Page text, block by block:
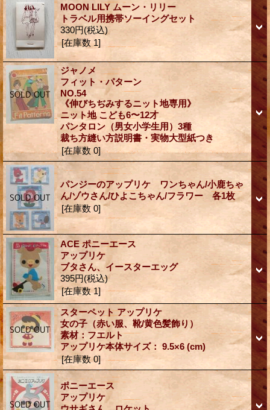
MOON LILY ムーン・リリー
トラベル用携帯ソーイングセット
330円(税込)
[在庫数 1]
ジャノメ
フィット・パターン
NO.54
《伸びちぢみするニット地専用》
ニット地 こども6〜12才
パンタロン（男女小学生用）3種
裁ち方縫い方説明書・実物大型紙つき
[在庫数 0]
パンジーのアップリケ ワンちゃん/小鹿ちゃ
ん/ゾウさん/ひよこちゃん/フラワー 各1枚
[在庫数 0]
ACE ポニーエース
アップリケ
ブタさん、イースターエッグ
395円(税込)
[在庫数 1]
スターペット アップリケ
女の子（赤い服、靴/黄色髪飾り）
素材：フエルト
アップリケ本体サイズ： 9.5×6 (cm)
[在庫数 0]
ポニーエース
アップリケ